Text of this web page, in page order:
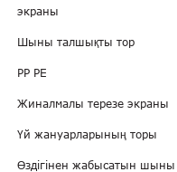
экраны
Шыны талшықты тор
PP PE
Жиналмалы терезе экраны
Үй жануарларының торы
Өздігінен жабысатын шыны